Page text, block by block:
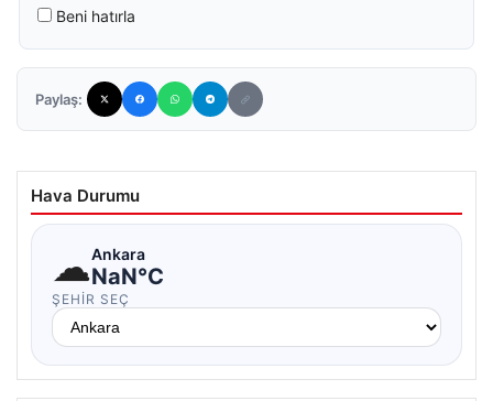
Beni hatırla
Paylaş:
Hava Durumu
☁Ankara
NaN°C
ŞEHIR SEÇ